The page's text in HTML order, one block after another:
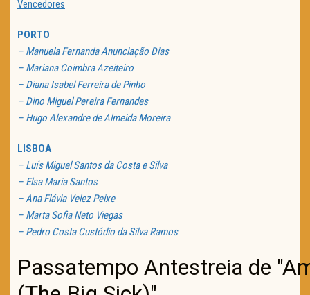
Vencedores
PORTO
– Manuela Fernanda Anunciação Dias
– Mariana Coimbra Azeiteiro
– Diana Isabel Ferreira de Pinho
– Dino Miguel Pereira Fernandes
– Hugo Alexandre de Almeida Moreira
LISBOA
– Luís Miguel Santos da Costa e Silva
– Elsa Maria Santos
– Ana Flávia Velez Peixe
– Marta Sofia Neto Viegas
– Pedro Costa Custódio da Silva Ramos